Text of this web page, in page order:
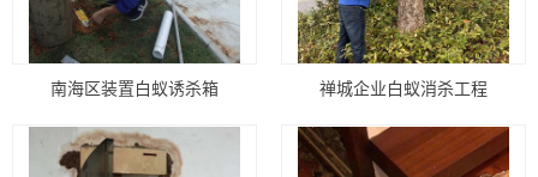
南海区装置白蚁诱杀箱 禅城企业白蚁消杀工程